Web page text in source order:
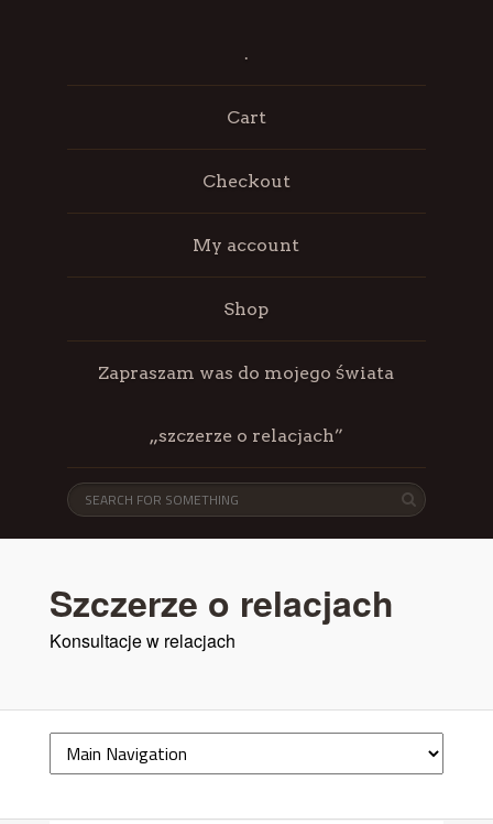
.
Cart
Checkout
My account
Shop
Zapraszam was do mojego świata
„szczerze o relacjach”
Szczerze o relacjach
Konsultacje w relacjach